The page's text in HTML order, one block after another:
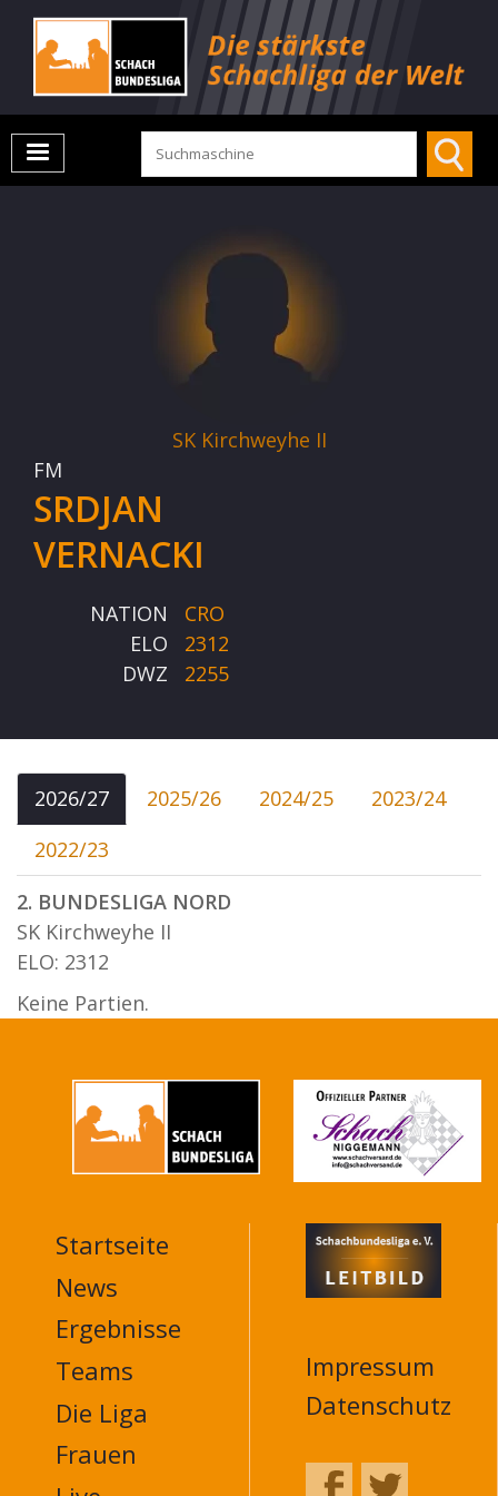
SK Kirchweyhe II
FM
SRDJAN
VERNACKI
NATION
CRO
ELO
2312
DWZ
2255
2026/27 2025/26 2024/25
2023/24
2022/23
2. BUNDESLIGA NORD
SK Kirchweyhe II
ELO: 2312
Keine Partien.
MAIN
NAVIGATION
FOOTER
Startseite
News
Ergebnisse
Teams
Die Liga
Frauen
Impressum
Datenschutz